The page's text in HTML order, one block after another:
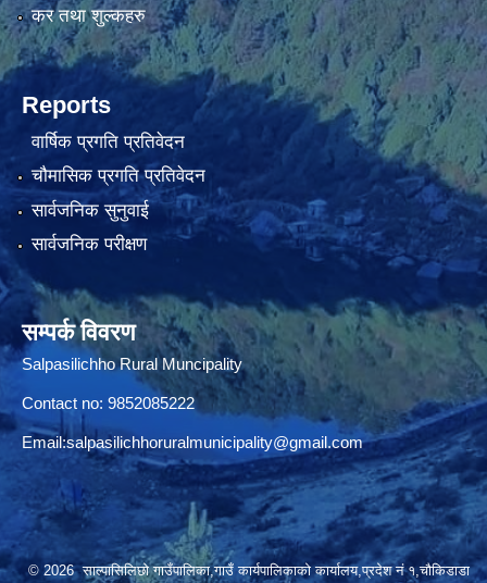
कर तथा शुल्कहरु
Reports
वार्षिक प्रगति प्रतिवेदन
चौमासिक प्रगति प्रतिवेदन
सार्वजनिक सुनुवाई
सार्वजनिक परीक्षण
सम्पर्क विवरण
Salpasilichho Rural Muncipality
Contact no: 9852085222
Email:salpasilichhoruralmunicipality@gmail.com
© 2026 साल्पासिलिछो गाउँपालिका,गाउँ कार्यपालिकाको कार्यालय,प्रदेश नं १,चौकिडाडा